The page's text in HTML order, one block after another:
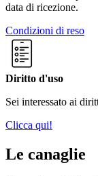
data di ricezione.
Condizioni di reso
Diritto d'uso
Sei interessato ai
Clicca qui!
Le canaglie